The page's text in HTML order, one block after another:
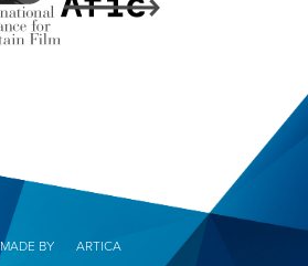
MADE BY ARTICA